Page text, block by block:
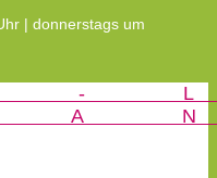
| donnerstags um